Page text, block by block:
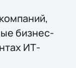
бизнес-
ИТ-